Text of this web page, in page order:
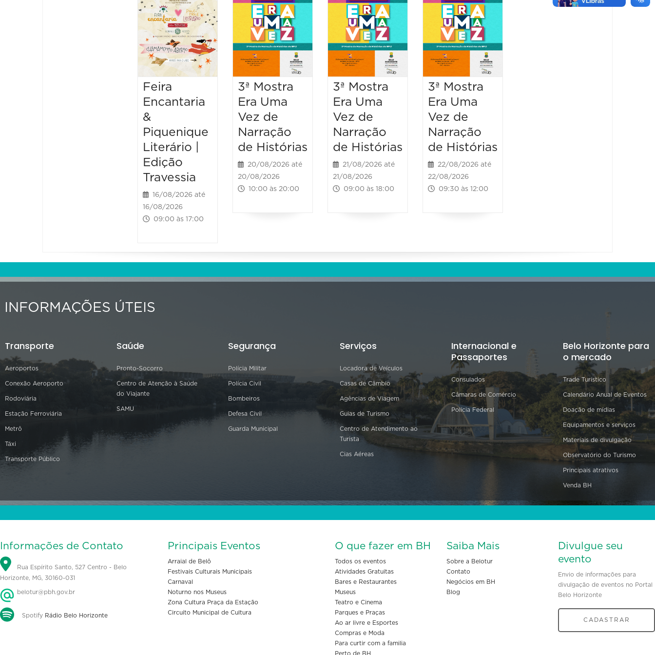
Feira
Encantaria
&
Piquenique
Literário |
Edição
Travessia
16/08/2026 até
16/08/2026
09:00 às 17:00
3ª Mostra
Era Uma
Vez de
Narração
de Histórias
20/08/2026 até
20/08/2026
10:00 às 20:00
3ª Mostra
Era Uma
Vez de
Narração
de Histórias
21/08/2026 até
21/08/2026
09:00 às 18:00
3ª Mostra
Era Uma
Vez de
Narração
de Histórias
22/08/2026 até
22/08/2026
09:30 às 12:00
Isidoro -
INFORMAÇÕES ÚTEIS
Transporte
Aeroportos
Conexão Aeroporto
Rodoviária
Estação Ferroviária
Metrô
Táxi
Transporte Público
Saúde
Pronto-Socorro
Centro de Atenção à Saúde
do Viajante
SAMU
Segurança
Polícia Militar
Polícia Civil
Bombeiros
Defesa Civil
Guarda Municipal
Serviços
Locadora de Veículos
Casas de Câmbio
Agências de Viagem
Guias de Turismo
Centro de Atendimento ao
Turista
Cias Aéreas
Internacional e
Passaportes
Consulados
Câmaras de Comércio
Polícia Federal
Belo Horizonte para
o mercado
Trade Turístico
Calendário Anual de Eventos
Doação de mídias
Equipamentos e serviços
Materiais de divulgação
Observatório do Turismo
Principais atrativos
Venda BH
Informações de Contato
Rua Espírito Santo, 527 Centro - Belo
Horizonte, MG, 30160-031
belotur@pbh.gov.br
Spotify Rádio Belo Horizonte
Principais Eventos
Arraial de Belô
Festivais Culturais Municipais
Carnaval
Noturno nos Museus
Zona Cultura Praça da Estação
Circuito Municipal de Cultura
O que fazer em BH
Todos os eventos
Atividades Gratuitas
Bares e Restaurantes
Museus
Teatro e Cinema
Parques e Praças
Ao ar livre e Esportes
Compras e Moda
Para curtir com a familia
Perto de BH
Saiba Mais
Sobre a Belotur
Contato
Negócios em BH
Blog
Divulgue seu
evento
Envio de informações para
divulgação de eventos no Portal
Belo Horizonte
CADASTRAR